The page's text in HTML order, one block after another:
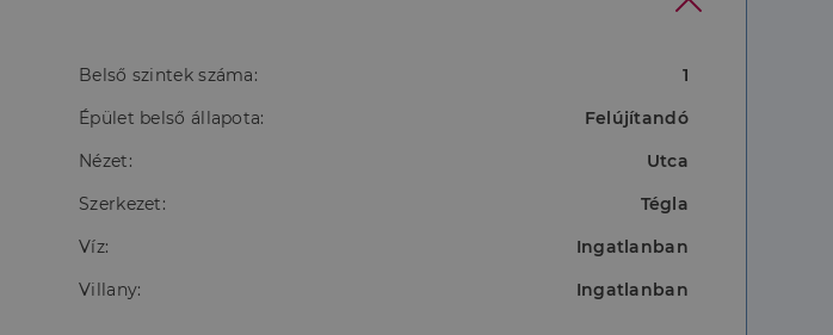
Belső szintek száma:
1
Épület belső állapota:
Felújítandó
Nézet:
Utca
Szerkezet:
Tégla
Víz:
Ingatlanban
Villany:
Ingatlanban